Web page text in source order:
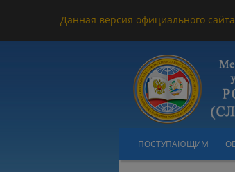
Данная версия официального
ПОСТУПАЮЩИМ